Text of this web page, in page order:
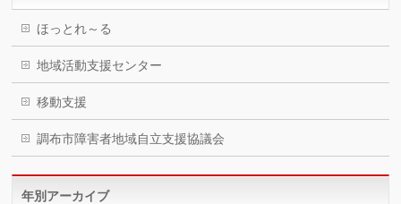
ほっとれ～る
地域活動支援センター
移動支援
調布市障害者地域自立支援協議会
年別アーカイブ